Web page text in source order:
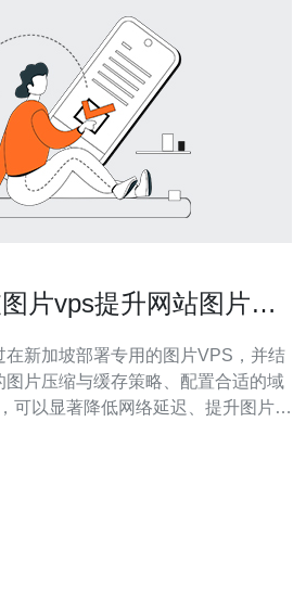
片vps提升网站图片加
在新加坡部署专用的图片VPS，并结
片压缩与缓存策略、配置合适的域
可以显著降低网络延迟、提升图片加
全起见，应选择具有完善服务器、